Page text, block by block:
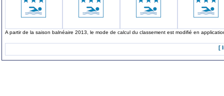
A partir de la saison balnéaire 2013, le mode de calcul du classement est modifié en
[